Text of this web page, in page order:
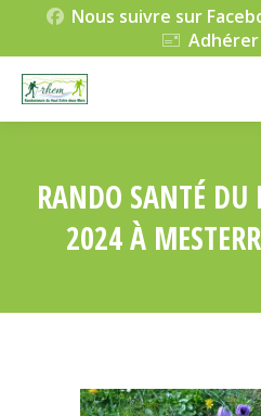
Nous suivre sur
Adhérer
RANDO SANTÉ
2024 À